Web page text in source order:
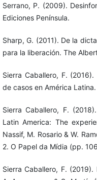
Serrano, P. (2009).
Ediciones Península.
Sharp, G. (2011). De la
para la liberación. The
Sierra Caballero, F.
de casos en América
Sierra Caballero, F.
Latin America: The
Nassif, M. Rosario & W.
2. O Papel da Mídia (pp.
Sierra Caballero, F.